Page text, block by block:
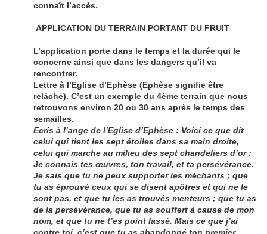
connaît l’accès.
APPLICATION DU TERRAIN PORTANT DU FRUIT
L’application porte dans le temps et la durée qui le
concerne ainsi que dans les dangers qu’il va
rencontrer.
Lettre à l’Eglise d’Ephèse (Ephèse signifie être
relâché). C’est un exemple du 4ème terrain que nous
retrouvons environ 20 ou 30 ans après le temps des
semailles.
Ecris à l’ange de l’Eglise d’Ephèse : Voici ce que dit
celui qui tient les sept étoiles dans sa main droite,
celui qui marche au milieu des sept chandeliers d’or :
Je connais tes œuvres, ton travail, et ta persévérance.
Je sais que tu ne peux supporter les méchants ; que
tu as éprouvé ceux qui se disent apôtres et qui ne le
sont pas, et que tu les as trouvés menteurs ; que tu as
de la persévérance, que tu as souffert à cause de mon
nom, et que tu ne t’es point lassé. Mais ce que j’ai